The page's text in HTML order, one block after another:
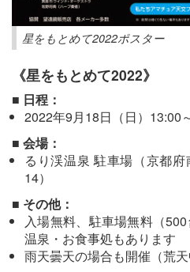
星をもとめて2022ポスター
《星をもとめて2022》
■ 日程：
2022年9月18日（日）13:00
■ 会場：
るり渓温泉 駐車場（京都
14）
■ その他：
入場無料、駐車場無料（
温泉・お食事処もあります
雨天曇天の場合も開催（荒天